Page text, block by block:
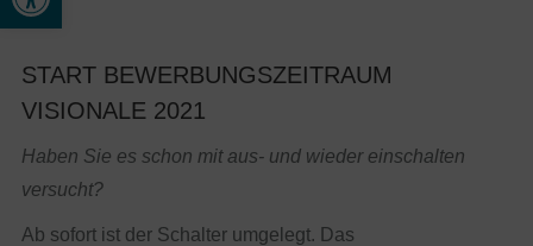
START BEWERBUNGSZEITRAUM
VISIONALE 2021
Haben Sie es schon mit aus- und wieder einschalten
versucht?
Ab sofort ist der Schalter umgelegt. Das